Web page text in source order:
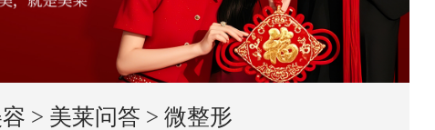
> 美莱问答 >微整形